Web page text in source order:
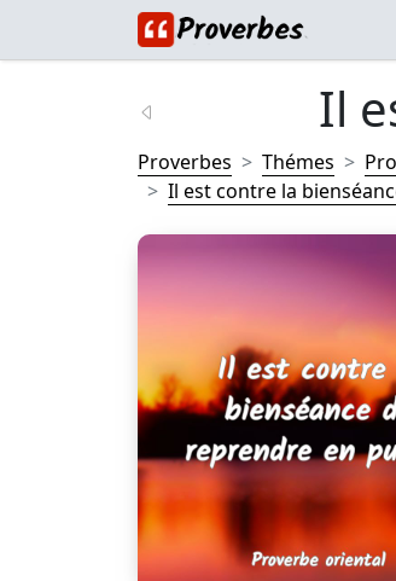
Il
Proverbes Thémes
Il est contre la